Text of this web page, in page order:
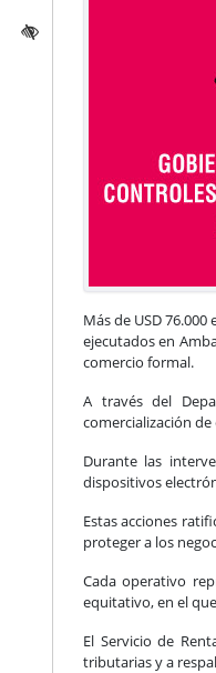
Activar/quitar contraste
Más de USD
ejecutados en
comercio formal.
A través del
comercialización
Durante las
dispositivos
Estas acciones
proteger a los
Cada operativo
equitativo, en el
El Servicio de
tributarias y a